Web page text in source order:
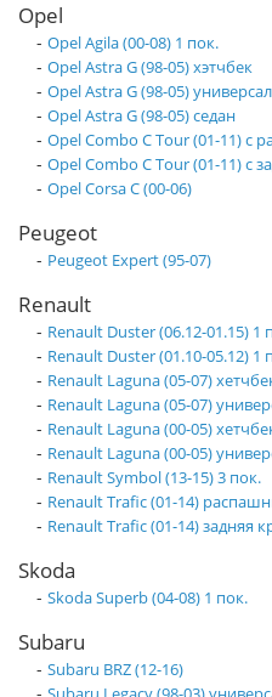
Opel
- Opel Agila (00-08) 1 пок.
- Opel Astra G (98-05) хэтчбек
- Opel Astra G (98-05) универсал
- Opel Astra G (98-05) седан
- Opel Combo C Tour (01-11)
- Opel Combo C Tour (01-11) с
- Opel Corsa C (00-06)
Peugeot
- Peugeot Expert (95-07)
Renault
- Renault Duster (06.12-01.15) 1
- Renault Duster (01.10-05.12) 1
- Renault Laguna (05-07)
- Renault Laguna (05-07)
- Renault Laguna (00-05)
- Renault Laguna (00-05)
- Renault Symbol (13-15) 3 пок.
- Renault Trafic (01-14)
- Renault Trafic (01-14) задняя
Skoda
- Skoda Superb (04-08) 1 пок.
Subaru
- Subaru BRZ (12-16)